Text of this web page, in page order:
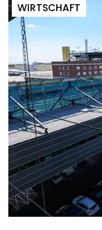
WIRTSCHAFT